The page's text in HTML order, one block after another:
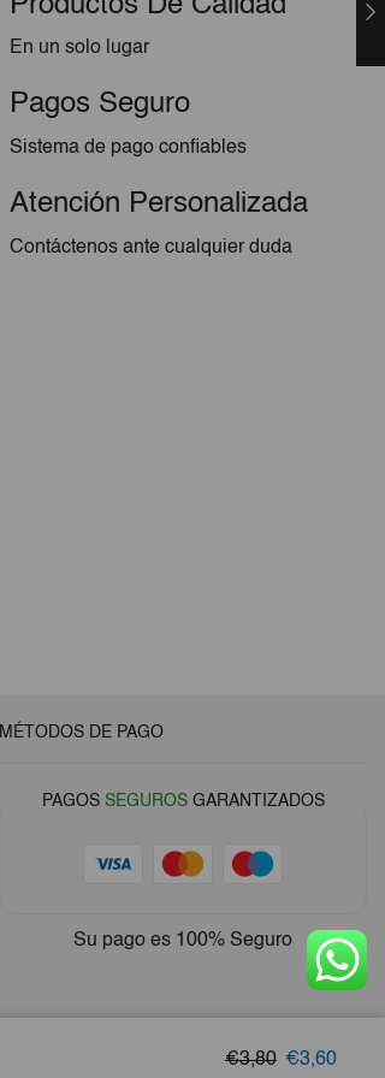
En un solo lugar
Pagos Seguro
Sistema de pago confiables
Atención Personalizada
Contáctenos ante cualquier duda
MÉTODOS DE PAGO
PAGOS SEGUROSGARANTIZADOS
Su pago es 100% Seguro
€3,80 El precio
€3,60El